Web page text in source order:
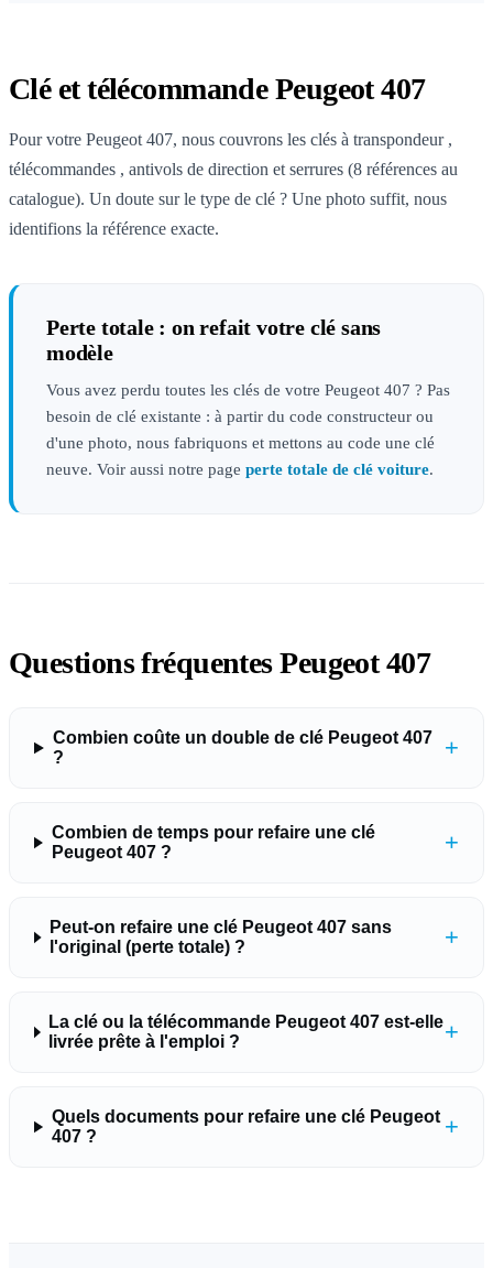
Clé et télécommande Peugeot 407
Pour votre Peugeot 407, nous couvrons les clés à transpondeur ,
télécommandes , antivols de direction et serrures (8 références au
catalogue). Un doute sur le type de clé ? Une photo suffit, nous
identifions la référence exacte.
Perte totale : on refait votre clé sans
modèle
Vous avez perdu toutes les clés de votre Peugeot 407 ? Pas
besoin de clé existante : à partir du code constructeur ou
d'une photo, nous fabriquons et mettons au code une clé
neuve. Voir aussi notre page perte totale de clé voiture.
Questions fréquentes Peugeot 407
Combien coûte un double de clé Peugeot 407
?
+
Combien de temps pour refaire une clé
Peugeot 407 ?
+
Peut-on refaire une clé Peugeot 407 sans
l'original (perte totale) ?
+
La clé ou la télécommande Peugeot 407 est-elle
livrée prête à l'emploi ?
+
Quels documents pour refaire une clé Peugeot
407 ?
+